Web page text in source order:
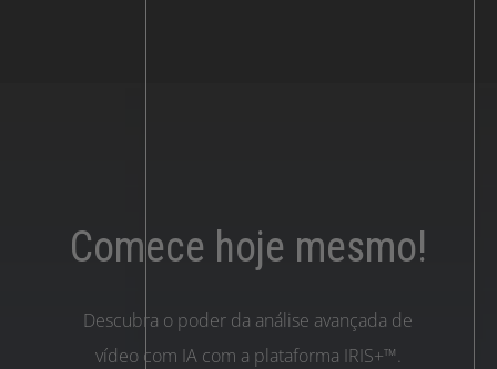
Comece hoje mesmo!
Descubra o poder da análise avançada de
vídeo com IA com a plataforma IRIS+™.